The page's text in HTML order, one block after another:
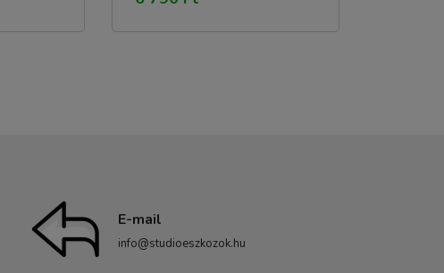
E-mail
info@studioeszkozok.hu